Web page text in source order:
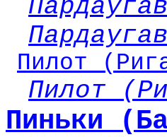
Пилот
Пилот
Пиньки